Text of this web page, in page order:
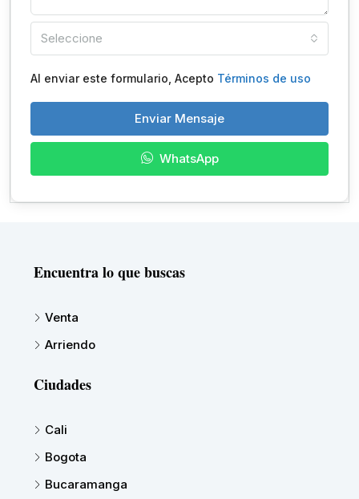
Seleccione
Al enviar este formulario, Acepto Términos de uso
Enviar Mensaje
WhatsApp
Encuentra lo que buscas
Venta
Arriendo
Ciudades
Cali
Bogota
Bucaramanga